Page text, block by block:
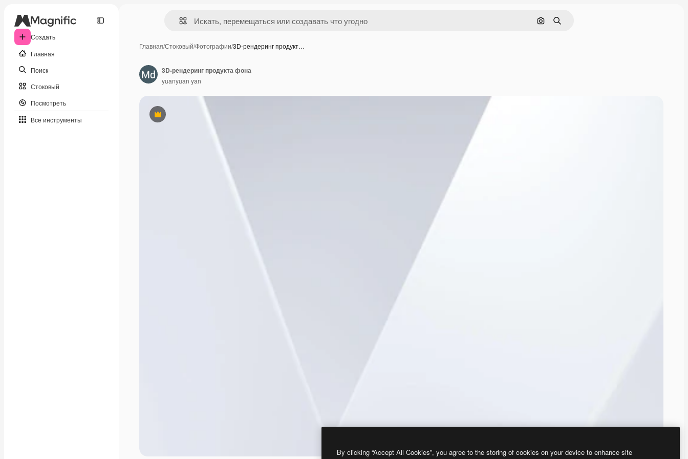
Создать
Главная
Поиск
Стоковый
Посмотреть
Все инструменты
Поиск по изображению
Поиск
Главная/Стоковый/Фотографии/3D-рендеринг продукт…
Премиум
3D-рендеринг продукта фона
yuanyuan yan
By clicking “Accept All Cookies”, you agree to the storing of cookies on your device to enhance site